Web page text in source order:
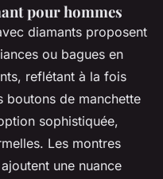
pour hommes
diamants proposent
ou bagues en
reflétant à la fois
boutons de manchette
sophistiquée,
Les montres
une nuance